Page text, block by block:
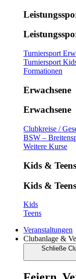
Turniersport
Turniersport
Formationen
Erwachsene
Erwachsene
Clubkreise /
BSW –
Weitere Kurse
Kids & Teens
Kids & Teens
Kids
Teens
Veranstaltungen
Clubanlage &
Schließe